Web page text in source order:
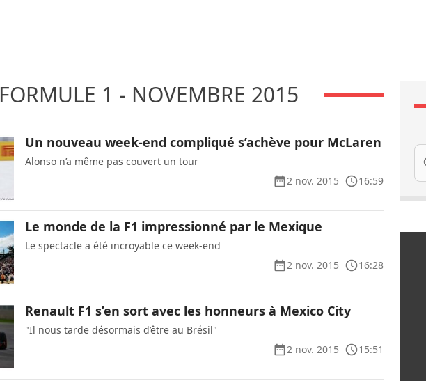
FORMULE 1 - NOVEMBRE 2015
Un nouveau week-end compliqué s’achève pour McLaren
Alonso n’a même pas couvert un tour
2 nov. 2015
16:59
Le monde de la F1 impressionné par le Mexique
Le spectacle a été incroyable ce week-end
2 nov. 2015
16:28
Renault F1 s’en sort avec les honneurs à Mexico City
"Il nous tarde désormais d’être au Brésil"
2 nov. 2015
15:51